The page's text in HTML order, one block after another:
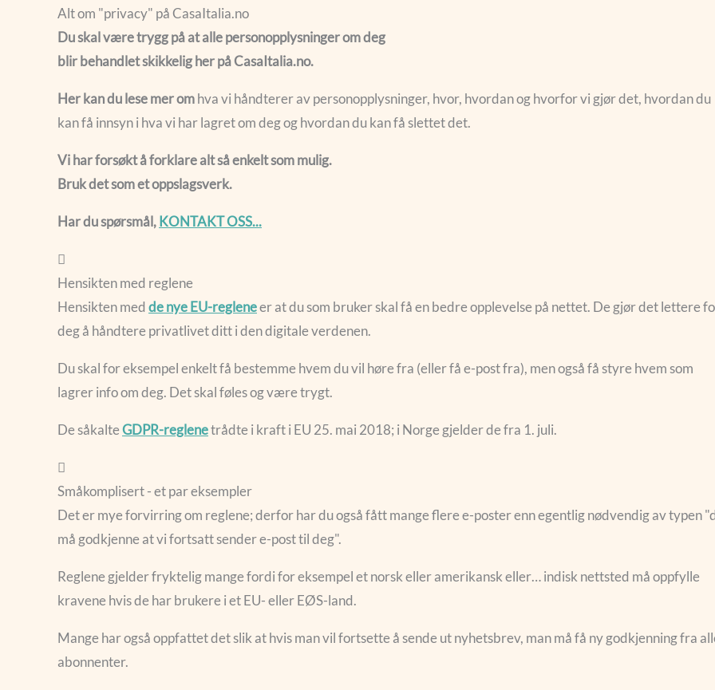
Alt om "privacy" på CasaItalia.no
Du skal være trygg på at alle personopplysninger om deg
blir behandlet skikkelig her på CasaItalia.no.
Her kan du lese mer omhva vi håndterer av personopplysninger, hvor, hvordan og hvorfor vi gjør det, hvordan du
kan få innsyn i hva vi har lagret om deg og hvordan du kan få slettet det.
Vi har forsøkt å forklare alt så enkelt som mulig.
Bruk det som et oppslagsverk.
Har du spørsmål, KONTAKT OSS...
Hensikten med reglene
Hensikten medde nye EU-regleneer at du som bruker skal få en bedre opplevelse på nettet. De gjør det lettere
deg å håndtere privatlivet ditt i den digitale verdenen.
Du skal for eksempel enkelt få bestemme hvem du vil høre fra (eller få e-post fra), men også få styre hvem som
lagrer info om deg. Det skal føles og være trygt.
De såkalteGDPR-reglenetrådte i kraft i EU 25. mai 2018; i Norge gjelder de fra 1. juli.
Småkomplisert - et par eksempler
Det er mye forvirring om reglene; derfor har du også fått mange flere e-poster enn egentlig nødvendig av typen
må godkjenne at vi fortsatt sender e-post til deg".
Reglene gjelder fryktelig mange fordi for eksempel et norsk eller amerikansk eller… indisk nettsted må oppfylle
kravene hvis de har brukere i et EU- eller EØS-land.
Mange har også oppfattet det slik at hvis man vil fortsette å sende ut nyhetsbrev, man må få ny godkjenning fra
abonnenter.